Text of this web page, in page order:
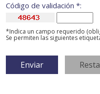
Código de validación *:
*Indica un campo requerido
Se permiten las siguientes